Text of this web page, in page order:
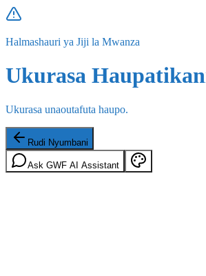
Halmashauri ya Jiji la Mwanza
Ukurasa
Ukurasa unaoutafuta haupo.
Rudi Nyumbani
Ask GWF AI Assistant